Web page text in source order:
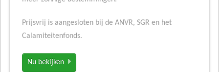
Prijsvrij is aangesloten bij de ANVR, SGR en het
Calamiteitenfonds.
Nu bekijken